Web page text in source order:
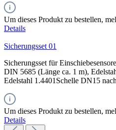
Um dieses Produkt zu bestellen,
Details
Sicherungsset 01
Sicherungsset für
DIN 5685 (Länge ca. 1 m),
Edelstahl 1.4401Schelle DN15
Um dieses Produkt zu bestellen,
Details